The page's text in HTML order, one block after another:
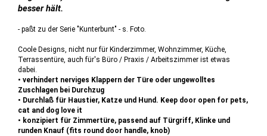
besser hält.
- paßt zu der Serie "Kunterbunt" - s. Foto.
Coole Designs, nicht nur für Kinderzimmer, Wohnzimmer, Küche,
Terrassentüre, auch für's Büro / Praxis / Arbeitszimmer ist etwas
dabei.
• verhindert nerviges Klappern der Türe oder ungewolltes
Zuschlagen bei Durchzug
• Durchlaß für Haustier, Katze und Hund. Keep door open for pets,
cat and dog love it
• konzipiert für Zimmertüre, passend auf Türgriff, Klinke und
runden Knauf (fits round door handle, knob)